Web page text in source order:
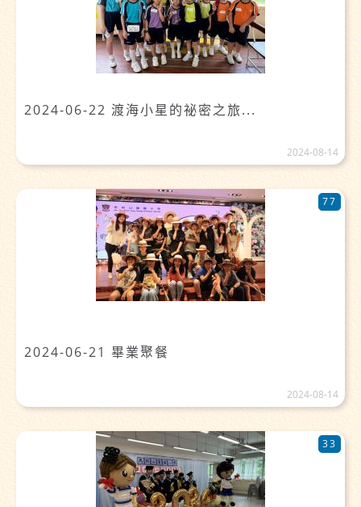
2024-06-22 渡海小星的祕密之旅...
2024-08-14
2024-06-21 畢業聚餐
77
2024-08-14
33